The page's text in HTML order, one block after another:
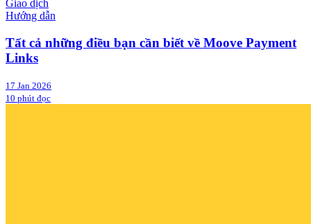
Giao dịch
Hướng dẫn
Tất cả những điều bạn cần biết về Moove Payment
Links
17 Jan 2026
10 phút đọc